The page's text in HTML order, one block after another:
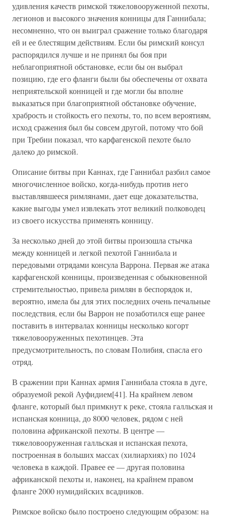
удивления качеств римской тяжеловооруженной пехоты,
легионов и высокого значения конницы для Ганнибала;
несомненно, что он выиграл сражение только благодаря
ей и ее блестящим действиям. Если бы римский консул
распорядился лучше и не принял бы боя при
неблагоприятной обстановке, если бы он выбрал
позицию, где его фланги были бы обеспечены от охвата
неприятельской конницей и где могли бы вполне
выказаться при благоприятной обстановке обучение,
храбрость и стойкость его пехоты, то, по всем вероятиям,
исход сражения был бы совсем другой, потому что бой
при Требии показал, что карфагенской пехоте было
далеко до римской.
Описание битвы при Каннах, где Ганнибал разбил самое
многочисленное войско, когда-нибудь против него
выставлявшееся римлянами, дает еще доказательства,
какие выгоды умел извлекать этот великий полководец
из своего искусства применять конницу.
За несколько дней до этой битвы произошла стычка
между конницей и легкой пехотой Ганнибала и
передовыми отрядами консула Варрона. Первая же атака
карфагенской конницы, произведенная с обыкновенной
стремительностью, привела римлян в беспорядок и,
вероятно, имела бы для этих последних очень печальные
последствия, если бы Варрон не позаботился еще ранее
поставить в интервалах конницы несколько когорт
тяжеловооруженных пехотинцев. Эта
предусмотрительность, по словам Полибия, спасла его
отряд.
В сражении при Каннах армия Ганнибала стояла в дуге,
образуемой рекой Ауфидием[41]. На крайнем левом
фланге, который был примкнут к реке, стояла галльская и
испанская конница, до 8000 человек, рядом с ней
половина африканской пехоты. В центре —
тяжеловооруженная галльская и испанская пехота,
построенная в больших массах (хилиархиях) по 1024
человека в каждой. Правее ее — другая половина
африканской пехоты и, наконец, на крайнем правом
фланге 2000 нумидийских всадников.
Римское войско было построено следующим образом: на